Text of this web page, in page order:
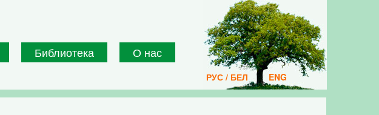
Библиотека О нас
РУС / БЕЛ ENG